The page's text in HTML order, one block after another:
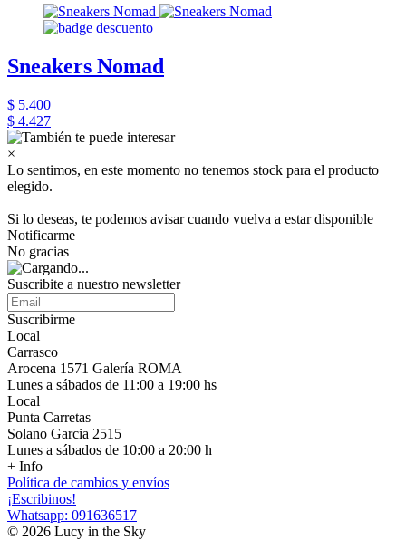
Sneakers Nomad
$ 5.400
$ 4.427
×
Lo sentimos, en este momento no tenemos stock para el producto
elegido.
Si lo deseas, te podemos avisar cuando vuelva a estar disponible
Notificarme
No gracias
Suscribite a nuestro newsletter
Suscribirme
Local
Carrasco
Arocena 1571 Galería ROMA
Lunes a sábados de 11:00 a 19:00 hs
Local
Punta Carretas
Solano Garcia 2515
Lunes a sábados de 10:00 a 20:00 h
+ Info
Política de cambios y envíos
¡Escribinos!
Whatsapp: 091636517
© 2026 Lucy in the Sky